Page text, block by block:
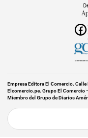
Miembro del
Empresa Editora El Comercio.
Elcomercio.pe. Grupo El Comercio
Miembro del Grupo de Diarios